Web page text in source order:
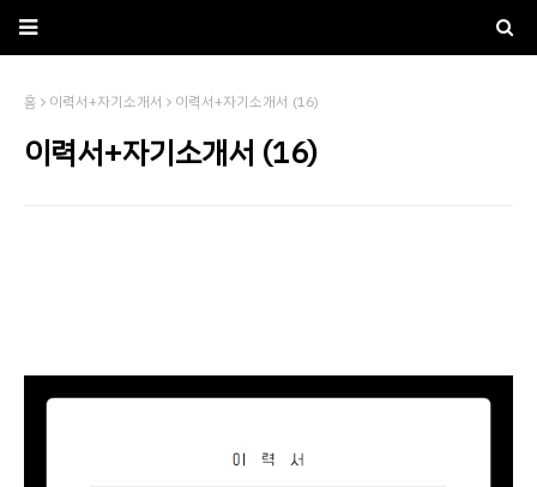
홈 이력서+자기소개서 이력서+자기소개서 (16)
이력서+자기소개서 (16)